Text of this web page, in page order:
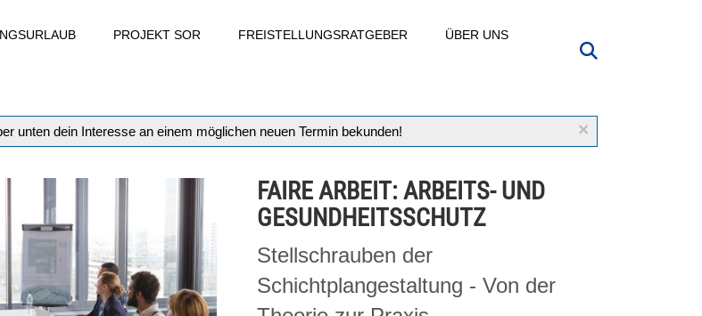
PROJEKT SOR FREISTELLUNGSRATGEBER ÜBER UNS
×
unten dein Interesse an einem möglichen neuen Termin bekunden!
FAIRE ARBEIT: ARBEITS- UND
GESUNDHEITSSCHUTZ
Stellschrauben der
Schichtplangestaltung - Von der